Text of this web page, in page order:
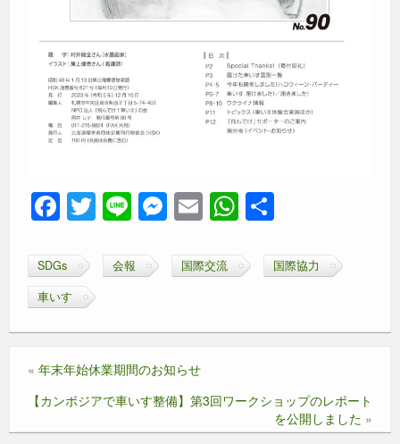
F
a
c
e
b
o
k
T
wi
Li
n
e
M
e
ss
er
E
m
ail
W
h
at
SDGs 会報 国際交流
国際協力
車いす
« 年末年始休業期間のお知らせ
【カンボジアで車いす整備】第3回ワークショップのレポート
を公開しました »